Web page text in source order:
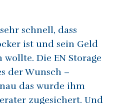
schnell, dass
ist und sein Geld
Die EN Storage
der Wunsch –
das wurde ihm
zugesichert. Und